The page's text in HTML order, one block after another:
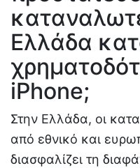
Ελλάδα
iPhone;
Στην Ελλάδα, οι
από εθνικό και
διασφαλίζει τη